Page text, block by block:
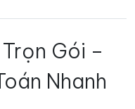
Gói –
Nhanh